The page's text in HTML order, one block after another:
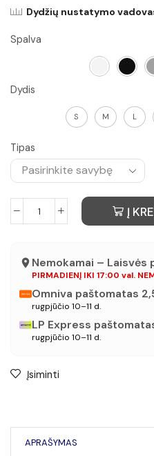
Dydžių nustatymo
Spalva
Dydis
S M L
Tipas
Į
Nemokamai – Laisvės
PIRMADIENĮ IKI 17:00 val.
Omniva paštomatas
rugpjūčio 10–11 d.
LP Express
rugpjūčio 10–11 d.
Įsiminti
APRAŠYMAS